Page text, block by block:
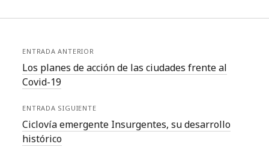
ENTRADA ANTERIOR
Los planes de acción de las ciudades frente al
Covid-19
ENTRADA SIGUIENTE
Ciclovía emergente Insurgentes, su desarrollo
histórico